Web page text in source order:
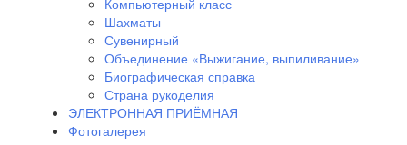
Шахматы
Сувенирный
Объединение «Выжигание, выпиливание»
Биографическая справка
Страна рукоделия
ЭЛЕКТРОННАЯ ПРИЁМНАЯ
Фотогалерея